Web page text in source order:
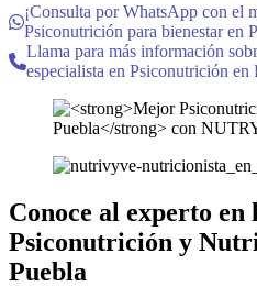
¡Consulta por WhatsApp con el
Psiconutrición para bienestar en
Llama para más información
especialista en Psiconutrición en
Conoce al experto en
Psiconutrición y
Puebla